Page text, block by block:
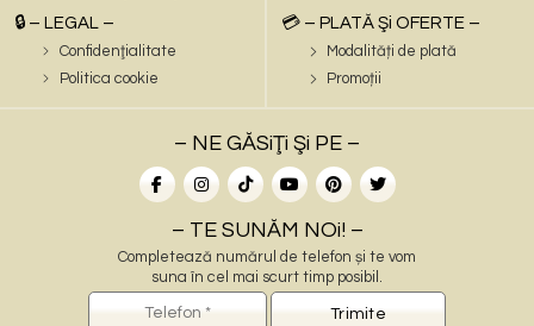
🔒 – LEGAL –
Confidenţialitate
Politica cookie
💳 – PLATĂ Şi OFERTE –
Modalități de plată
Promoții
– NE GĂSiŢi Şi PE –
– TE SUNĂM NOi! –
Completează numărul de telefon și te vom
suna în cel mai scurt timp posibil.